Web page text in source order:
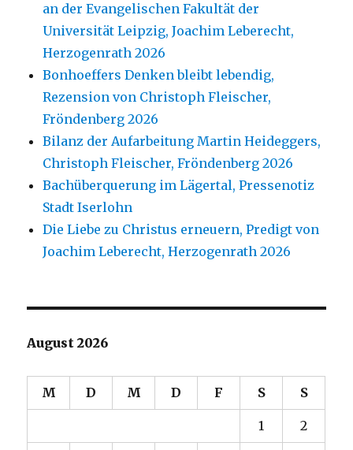
an der Evangelischen Fakultät der
Universität Leipzig, Joachim Leberecht,
Herzogenrath 2026
Bonhoeffers Denken bleibt lebendig,
Rezension von Christoph Fleischer,
Fröndenberg 2026
Bilanz der Aufarbeitung Martin Heideggers,
Christoph Fleischer, Fröndenberg 2026
Bachüberquerung im Lägertal, Pressenotiz
Stadt Iserlohn
Die Liebe zu Christus erneuern, Predigt von
Joachim Leberecht, Herzogenrath 2026
August 2026
M D M D F S S
1 2